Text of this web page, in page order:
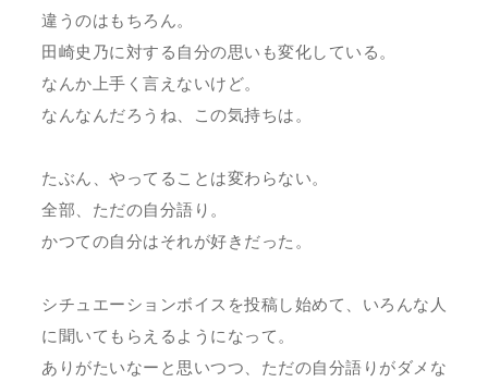
違うのはもちろん。
田崎史乃に対する自分の思いも変化している。
なんか上手く言えないけど。
なんなんだろうね、この気持ちは。
たぶん、やってることは変わらない。
全部、ただの自分語り。
かつての自分はそれが好きだった。
シチュエーションボイスを投稿し始めて、いろんな人
に聞いてもらえるようになって。
ありがたいなーと思いつつ、ただの自分語りがダメな